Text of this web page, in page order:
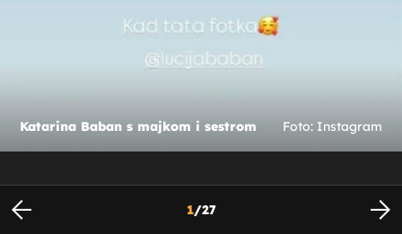
Katarina Baban s majkom i sestrom Foto: Instagram
1/27